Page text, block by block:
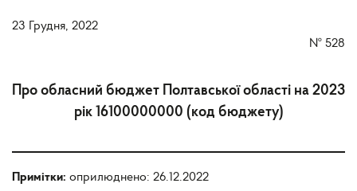
23 Грудня, 2022
№ 528
Про обласний бюджет Полтавської області на 2023
рік 16100000000 (код бюджету)
Примітки: оприлюднено: 26.12.2022